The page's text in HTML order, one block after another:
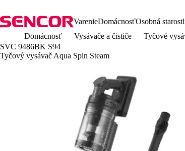
VarenieDomácnosťOsobná
Domácnosť
Vysávače a čističe Tyčové
SVC 9486BK S94
Tyčový vysávač Aqua Spin Steam